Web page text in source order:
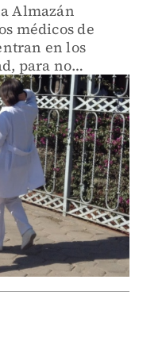
Almazán
médicos de
en los
para no
de coronavirus.